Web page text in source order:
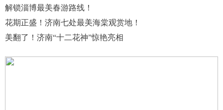
解锁淄博最美春游路线！
花期正盛！济南七处最美海棠观赏地！
美翻了！济南“十二花神”惊艳亮相